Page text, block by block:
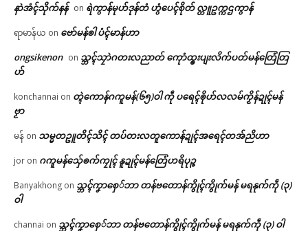
နာဲအံၚ်သိုက်နန် on ရဲကွာန်မုဟ်ဒုန်တံ ဟွံပေၚ်စိုတ် လ္တူဥက္ကဌကွာန်
ရာမာန်ယ on ဗော်မန်ၜါ ပံၚ်မာန်ဟာ
ongsikenon on သ္ဘၚ်သၠာဲဂတးလညာတ် ကေုာံထ္ၜးပျးလိက်ပတ်မန်တြေံတြ
ဟ်
konchannai on တ္ၚဲကောန်ဂကူမန်(၆၅)ဝါ ကဵု ပရေၚ်ၜိုဟ်လလမ်ကၟိန်ဍုၚ်မန်
ဗၟာ
မန် on သမ္မတဥူတိၚ်သိၚ် တပ်တးလတူကောန်ဍုၚ်အရေၚ်တအ်ညိဟာ
jor on ဂကူမန်​သှ်ေၜက်ကၠုၚ် နူဍုၚ်မန်တြေံဟရိပုဉ္ဇ
Banyakhong on သ္ဘၚ်ကၞာစှေ်ဘာ တန်ဗတောန်ကွိုၚ်ကွိုက်မန် မရနုက်ကဵု (၃)
ဝါ
channai on သ္ဘၚ်ကၞာစှေ်ဘာ တန်ဗတောန်ကွိုၚ်ကွိုက်မန် မရနုက်ကဵု (၃) ဝါ